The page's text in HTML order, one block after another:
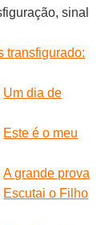
sinal
transfigurado:
Um dia de
Este é o meu
A grande prova
Escutai o Filho